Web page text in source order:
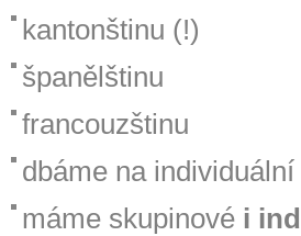
kantonštinu (!)
španělštinu
francouzštinu
dbáme na
máme skupinové i